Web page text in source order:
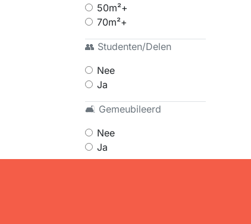
50m²+
70m²+
👥 Studenten/Delen
Nee
Ja
🛋 Gemeubileerd
Nee
Ja